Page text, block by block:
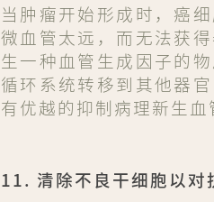
当肿瘤开始形成时，癌
微血管太远，而无法获
生一种血管生成因子的
循环系统转移到其他器
有优越的抑制病理新生血
11. 清除不良干细胞以